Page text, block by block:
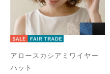
アロースカシアミワイヤー
ハット